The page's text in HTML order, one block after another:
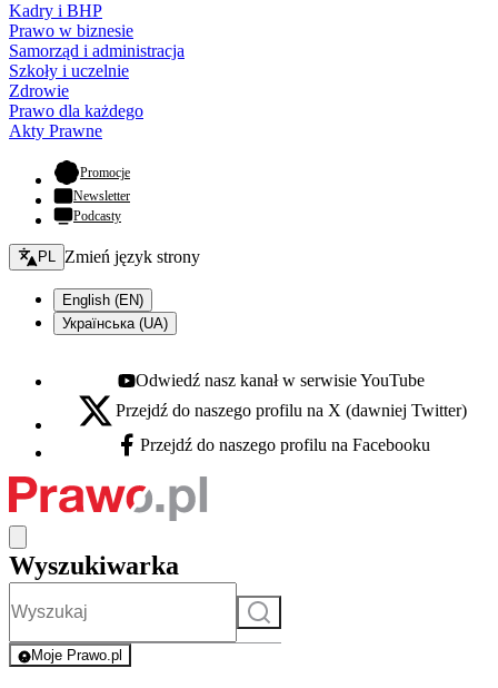
Kadry i BHP
Prawo w biznesie
Samorząd i administracja
Szkoły i uczelnie
Zdrowie
Prawo dla każdego
Akty Prawne
Promocje- otwiera się w nowej karcie
Newsletter
Podcasty
Zmień język - bieżący:
PL Zmień język strony
English (EN)
Українська (UA)
Youtube - otwiera się w nowej karcie
Odwiedź nasz kanał w serwisie YouTube
X - otwiera się w nowej karcie
Przejdź do naszego profilu na X (dawniej Twitter)
Facebook - otwiera się w nowej karcie
Przejdź do naszego profilu na Facebooku
Wyszukiwarka
Szukaj
Moje Prawo.pl
- rejestracja i logowanie do serwisu